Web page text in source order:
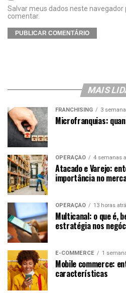
Salvar meus dados neste navegador
comentar.
MAIS
FRANCHISING 3
Microfranquias:
OPERAÇÃO 4 semanas
Atacado e Varejo:
importância no
OPERAÇÃO 13 horas
Multicanal: o que é,
estratégia nos
E-COMMERCE 1
Mobile commerce:
características